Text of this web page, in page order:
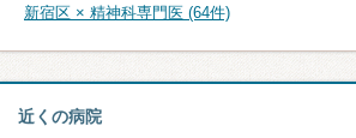
新宿区 × 精神科専門医 (64件)
近くの病院